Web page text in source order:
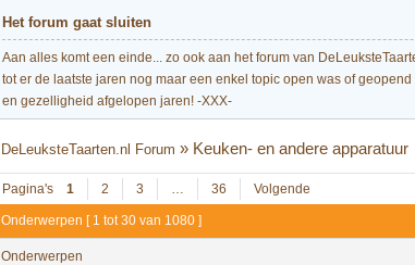
Het forum gaat sluiten
Aan alles komt een einde... zo ook aan het forum van
tot er de laatste jaren nog maar een enkel topic open was of
en gezelligheid afgelopen jaren! -XXX-
DeLeuksteTaarten.nl Forum » Keuken- en andere apparatuur
Pagina's 1 2 3 … 36 Volgende
Onderwerpen [ 1 tot 30 van 1080 ]
Onderwerpen